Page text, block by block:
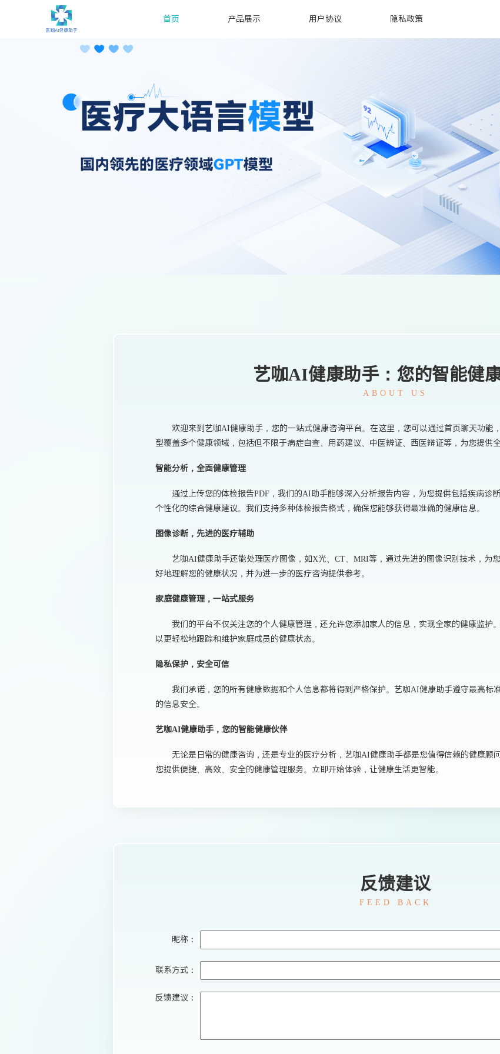
首页 产品展示 用户协议 隐私政策
艺咖AI健康助手：您的智能健
ABOUT US
欢迎来到艺咖AI健康助手，您的一站式健康咨询平台。在这里，您可以通过首页聊天功能
型覆盖多个健康领域，包括但不限于病症自查、用药建议、中医辨证、西医辩证等，为您提供
智能分析，全面健康管理
通过上传您的体检报告PDF，我们的AI助手能够深入分析报告内容，为您提供包括疾病诊
个性化的综合健康建议。我们支持多种体检报告格式，确保您能够获得最准确的健康信息。
图像诊断，先进的医疗辅助
艺咖AI健康助手还能处理医疗图像，如X光、CT、MRI等，通过先进的图像识别技术，为
好地理解您的健康状况，并为进一步的医疗咨询提供参考。
家庭健康管理，一站式服务
我们的平台不仅关注您的个人健康管理，还允许您添加家人的信息，实现全家的健康监护
以更轻松地跟踪和维护家庭成员的健康状态。
隐私保护，安全可信
我们承诺，您的所有健康数据和个人信息都将得到严格保护。艺咖AI健康助手遵守最高标
的信息安全。
艺咖AI健康助手，您的智能健康伙伴
无论是日常的健康咨询，还是专业的医疗分析，艺咖AI健康助手都是您值得信赖的健康顾
您提供便捷、高效、安全的健康管理服务。立即开始体验，让健康生活更智能。
反馈建议
FEED BACK
昵称：
联系方式：
反馈建议：